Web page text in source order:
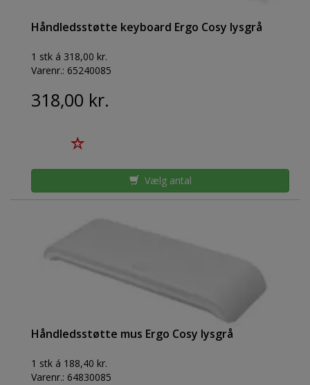
Håndledsstøtte keyboard Ergo Cosy lysgrå
1 stk á 318,00 kr.
Varenr.: 65240085
318,00 kr.
Vælg antal
Håndledsstøtte mus Ergo Cosy lysgrå
1 stk á 188,40 kr.
Varenr.: 64830085